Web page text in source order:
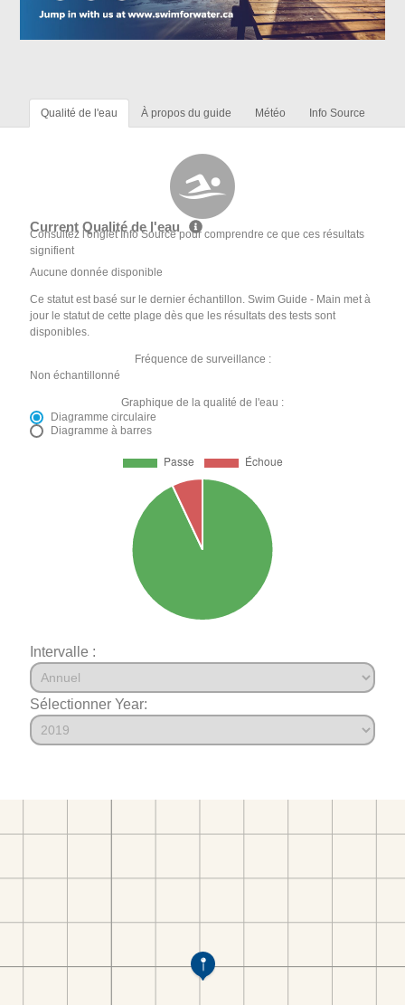
Qualité de l'eau À propos du guide Météo Info Source
Current Qualité de l'eau
Consultez l'onglet Info Source pour comprendre ce que ces résultats
signifient
Aucune donnée disponible
Ce statut est basé sur le dernier échantillon. Swim Guide - Main met à
jour le statut de cette plage dès que les résultats des tests sont
disponibles.
Fréquence de surveillance :
Non échantillonné
Graphique de la qualité de l'eau :
Diagramme circulaire
Diagramme à barres
Intervalle :
Sélectionner Year: